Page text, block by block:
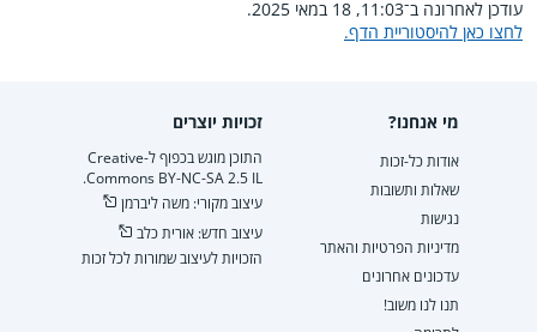
עודכן לאחרונה ב־11:03, 18 במאי 2025.
לחצו כאן להיסטוריית הדף.
מי אנחנו?
אודות כל-זכות
שאלות ותשובות
נגישות
מדיניות הפרטיות והאתר
עדכונים אחרונים
תנו לנו משוב!
זכויות יוצרים
התוכן מוגש בכפוף ל-Creative
Commons BY-NC-SA 2.5 IL.
עיצוב מקורי: משה ליברמן
עיצוב חדש: אורית כלב
הזכויות לעיצוב שמורות לכל זכות